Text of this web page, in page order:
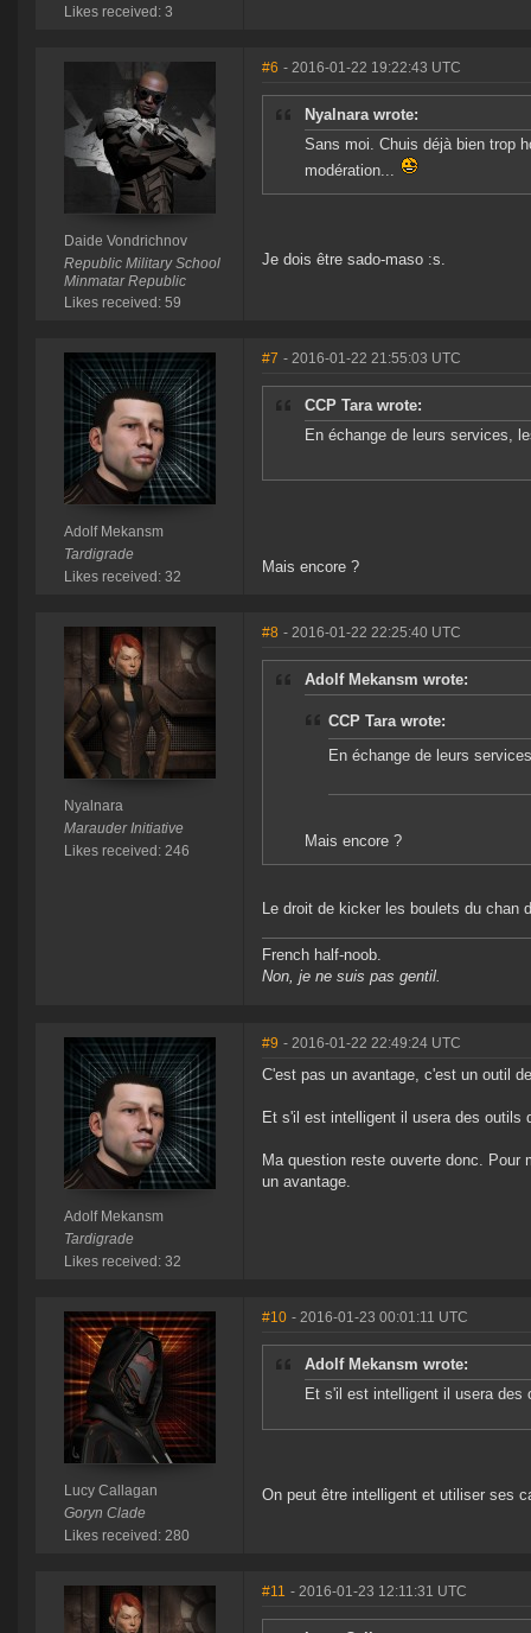
Likes received: 3
Daide Vondrichnov
Republic Military School
Minmatar Republic
Likes received: 59
#6 - 2016-01-22 19:22:43 UTC
Nyalnara wrote:
Sans moi. Chuis déjà bien trop
modération...
Je dois être sado-maso :s.
Adolf Mekansm
Tardigrade
Likes received: 32
#7 - 2016-01-22 21:55:03 UTC
CCP Tara wrote:
En échange de leurs services,
Mais encore ?
Nyalnara
Marauder Initiative
Likes received: 246
#8 - 2016-01-22 22:25:40 UTC
Adolf Mekansm wrote:
CCP Tara wrote:
En échange de leurs
Mais encore ?
Le droit de kicker les boulets du chan
French half-noob.
Non, je ne suis pas gentil.
Adolf Mekansm
Tardigrade
Likes received: 32
#9 - 2016-01-22 22:49:24 UTC
C'est pas un avantage, c'est un outil
Et s'il est intelligent il usera des outils
Ma question reste ouverte donc.
un avantage.
Lucy Callagan
Goryn Clade
Likes received: 280
#10 - 2016-01-23 00:01:11 UTC
Adolf Mekansm wrote:
Et s'il est intelligent il usera des
On peut être intelligent et utiliser ses
#11 - 2016-01-23 12:11:31 UTC